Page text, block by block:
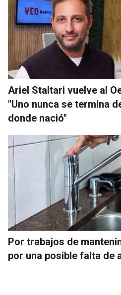
Ariel Staltari vuelve al
"Uno nunca se termina
donde nació"
Por trabajos de
por una posible falta de